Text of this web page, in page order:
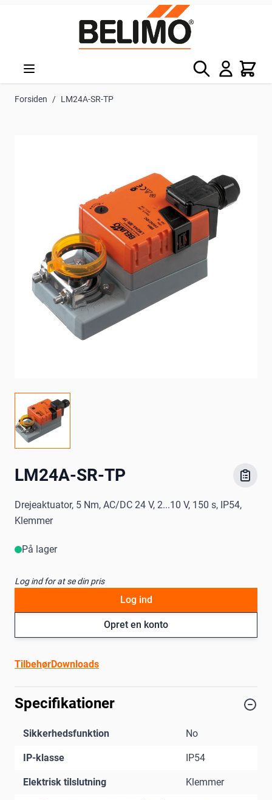
Søg Kurv
Forsiden / LM24A-SR-TP
LM24A-SR-TP
Drejeaktuator, 5 Nm, AC/DC 24 V, 2...10 V, 150 s, IP54,
Klemmer
På lager
Log ind for at se din pris
Opret en konto
Log ind
TilbehørDownloads
Specifikationer
Sikkerhedsfunktion No
IP-klasse IP54
Elektrisk tilslutning Klemmer